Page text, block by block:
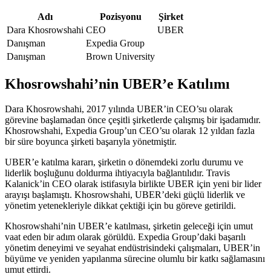
Adı Pozisyonu
Şirket
Dara Khosrowshahi CEO
UBER
Danışman
Expedia Group
Danışman
Brown University
Khosrowshahi’nin UBER’e Katılımı
Dara Khosrowshahi, 2017 yılında UBER’in CEO’su olarak
görevine başlamadan önce çeşitli şirketlerde çalışmış bir işadamıdır.
Khosrowshahi, Expedia Group’un CEO’su olarak 12 yıldan fazla
bir süre boyunca şirketi başarıyla yönetmiştir.
UBER’e katılma kararı, şirketin o dönemdeki zorlu durumu ve
liderlik boşluğunu doldurma ihtiyacıyla bağlantılıdır. Travis
Kalanick’in CEO olarak istifasıyla birlikte UBER için yeni bir lider
arayışı başlamıştı. Khosrowshahi, UBER’deki güçlü liderlik ve
yönetim yetenekleriyle dikkat çektiği için bu göreve getirildi.
Khosrowshahi’nin UBER’e katılması, şirketin geleceği için umut
vaat eden bir adım olarak görüldü. Expedia Group’daki başarılı
yönetim deneyimi ve seyahat endüstrisindeki çalışmaları, UBER’in
büyüme ve yeniden yapılanma sürecine olumlu bir katkı sağlamasını
umut ettirdi.